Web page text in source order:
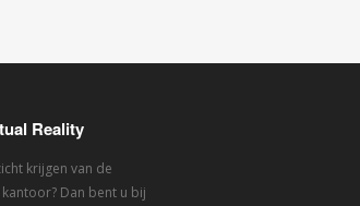
Reality
krijgen van de
Dan bent u bij